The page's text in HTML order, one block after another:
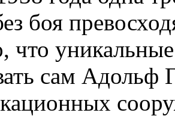
боя
что
сам Адольф